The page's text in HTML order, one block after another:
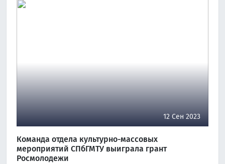
12 Сен 2023
Команда отдела культурно-массовых
мероприятий СПбГМТУ выиграла грант
Росмолодежи